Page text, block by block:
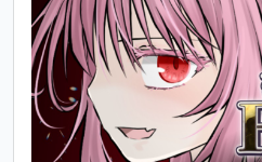
★2Dフィールド型ハック＆ス